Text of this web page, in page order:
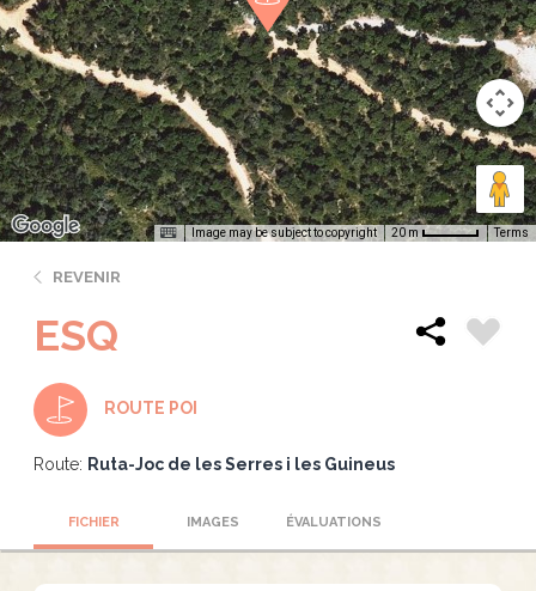
Image may be subject to copyright 20 m Terms
REVENIR
ESQ
ROUTE POI
Route: Ruta-Joc de les Serres i les Guineus
FICHIER IMAGES ÉVALUATIONS